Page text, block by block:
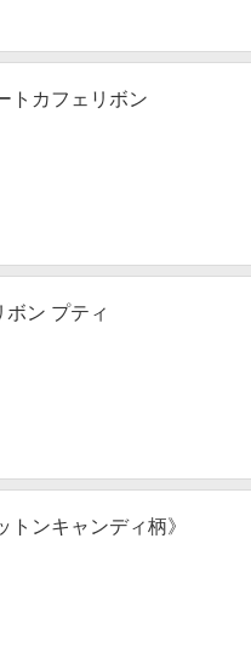
トカフェリボン
ン プティ
ンキャンディ柄》